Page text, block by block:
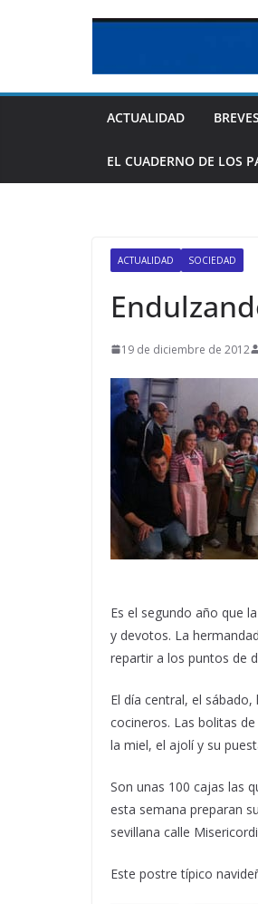
ACTUALIDAD BREVES
EL CUADERNO DE LOS
ACTUALIDAD SOCIEDAD
19 de diciembre de 2012
Es el segundo año que
y devotos. La
repartir a los puntos de
El día central, el
cocineros. Las bolitas
la miel, el ajolí y su
Son unas 100 cajas las
esta semana preparan
sevillana calle
Este postre típico